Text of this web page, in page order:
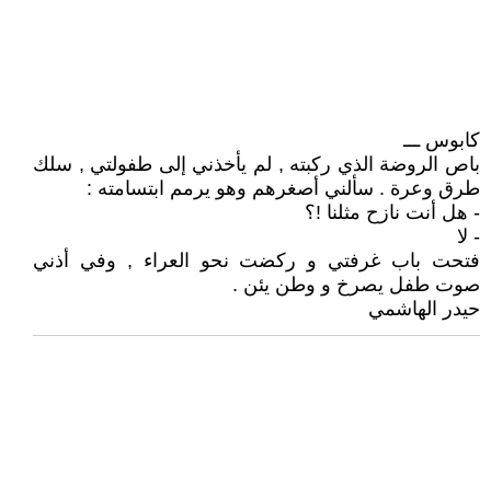
كابوس ـــ
باص الروضة الذي ركبته , لم يأخذني إلى طفولتي , سلك
طرق وعرة . سألني أصغرهم وهو يرمم ابتسامته :
- هل أنت نازح مثلنا !؟
- لا
فتحت باب غرفتي و ركضت نحو العراء , وفي أذني
صوت طفل يصرخ و وطن يئن .
حيدر الهاشمي